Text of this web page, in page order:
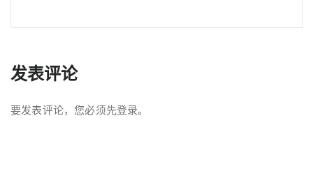
发表评论
要发表评论，您必须先登录。